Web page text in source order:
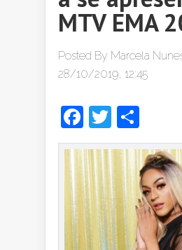
MTV EMA
Posted By Marcela
28/10/2019, 12:45
Facebook
Twitter